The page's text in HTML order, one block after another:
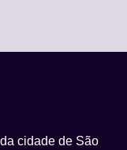
cidade de São